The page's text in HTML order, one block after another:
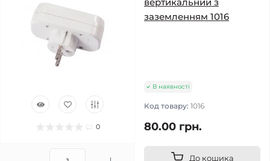
0
заземленням 1016
В наявності
Код товару: 1016
80.00 грн.
До кошика